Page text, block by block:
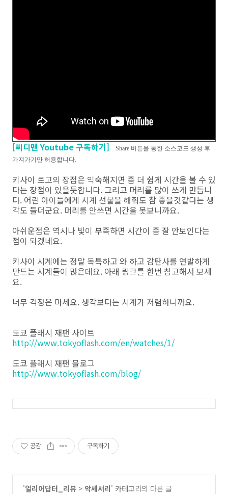
[씨디맨 Youtube 구독하기]
Share 버튼을 통한 소스코드 생성 후
가져가기만 허용합니다.
키사이 로고의 장점은 익숙해지면 좀 더 쉽게 시간을 볼 수 있
다는 장점이 있을듯합니다. 그리고 머리를 많이 쓰게 만듭니
다. 어린 아이들에게 시계 선물을 해줘도 참 좋을것같다는 생
각도 들더군요. 머리를 안쓰면 시간을 못보니까요.
아쉬운점은 역시나 빛이 부족하면 시간이 좀 잘 안보인다는
점이 되겠네요.
키사이 시계에는 정말 독특하고 와 하고 감탄사를 연발하게
만드는 시계들이 많은데요. 아래 링크를 한번 참고해서 보세
요.
너무 걱정은 마세요. 생각보다는 시계가 저렴하니까요.
도쿄 플래시 재팬 사이트
http://www.tokyoflash.com/en/watches/1/
도쿄 플래시 재팬 블로그
http://www.tokyoflash.com/blog/
공감 구독하기
'얼리어답터_리뷰 > 악세서리' 카테고리의 다른 글